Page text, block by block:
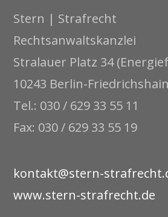
Stern | Strafrecht
Rechtsanwaltskanzlei
Stralauer Platz 34
10243 Berlin-Friedrichshain
Tel.: 030 / 629 33 55 11
Fax: 030 / 629 33 55 19
kontakt@stern-
www.stern-strafrecht.de